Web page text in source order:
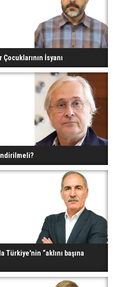
İsyanı
“aklını başına